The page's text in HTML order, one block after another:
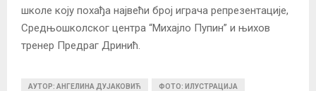
школе коју похађа највећи број играча репрезентације,
Средњошколског центра “Михајло Пупин” и њихов
тренер Предраг Дринић.
АУТОР: АНГЕЛИНА ДУЈАКОВИЋ ФОТО: ИЛУСТРАЦИЈА